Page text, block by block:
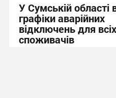
У Сумській області
графіки аварійних
відключень для
споживачів